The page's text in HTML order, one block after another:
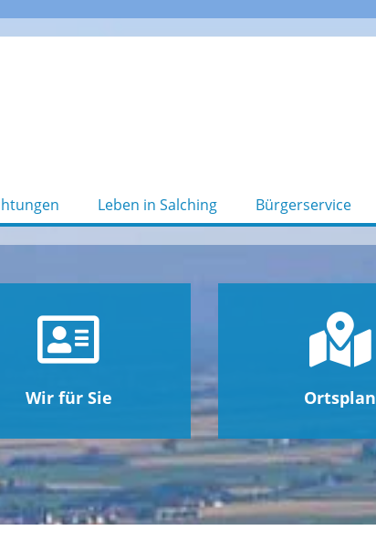
Leben in Salching Bürgerservice
Wir für Sie Ortsplan